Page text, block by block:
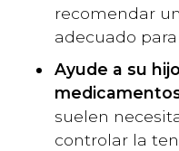
recomendar
adecuado para
Ayude a su
suelen
controlar la